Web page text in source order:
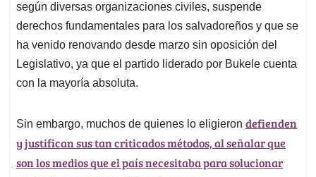
según diversas organizaciones civiles, suspende
derechos fundamentales para los salvadoreños y que se
ha venido renovando desde marzo sin oposición del
Legislativo, ya que el partido liderado por Bukele cuenta
con la mayoría absoluta.
Sin embargo, muchos de quienes lo eligieron defienden
y justifican sus tan criticados métodos, al señalar que
son los medios que el país necesitaba para solucionar